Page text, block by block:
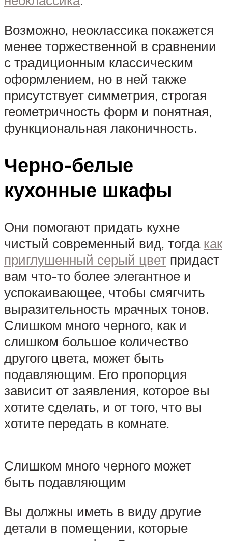
Возможно, неоклассика покажется
менее торжественной в сравнении
с традиционным классическим
оформлением, но в ней также
присутствует симметрия, строгая
геометричность форм и понятная,
функциональная лаконичность.
Черно-белые
кухонные шкафы
Они помогают придать кухне
чистый современный вид, тогда как
приглушенный серый цвет придаст
вам что-то более элегантное и
успокаивающее, чтобы смягчить
выразительность мрачных тонов.
Слишком много черного, как и
слишком большое количество
другого цвета, может быть
подавляющим. Его пропорция
зависит от заявления, которое вы
хотите сделать, и от того, что вы
хотите передать в комнате.
Слишком много черного может
быть подавляющим
Вы должны иметь в виду другие
детали в помещении, которые